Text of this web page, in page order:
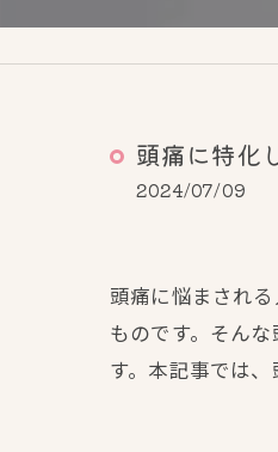
頭痛に特化
2024/07/09
頭痛に悩まされ
ものです。そん
す。本記事では